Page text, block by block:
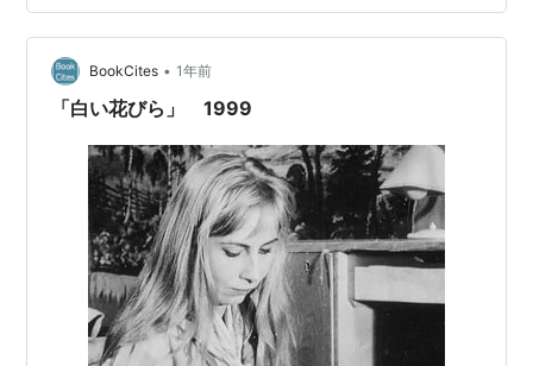
けて具合を調べていたところ、手首を少し切ってしまう
その後に立ち寄ったスーパーで、レジの女性イロナ（カ
ティ・オウティネン）…
BookCites • 1年前
「白い花びら」 1999